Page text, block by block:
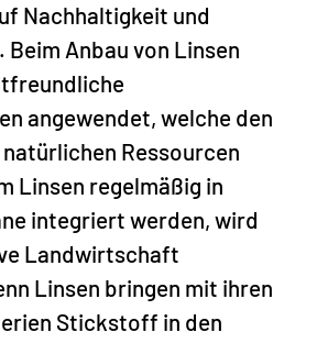
Nachhaltigkeit und
Anbau von Linsen
angewendet, welche den
Ressourcen
Linsen regelmäßig in
integriert werden, wird
Landwirtschaft
Linsen bringen mit ihren
Stickstoff in den